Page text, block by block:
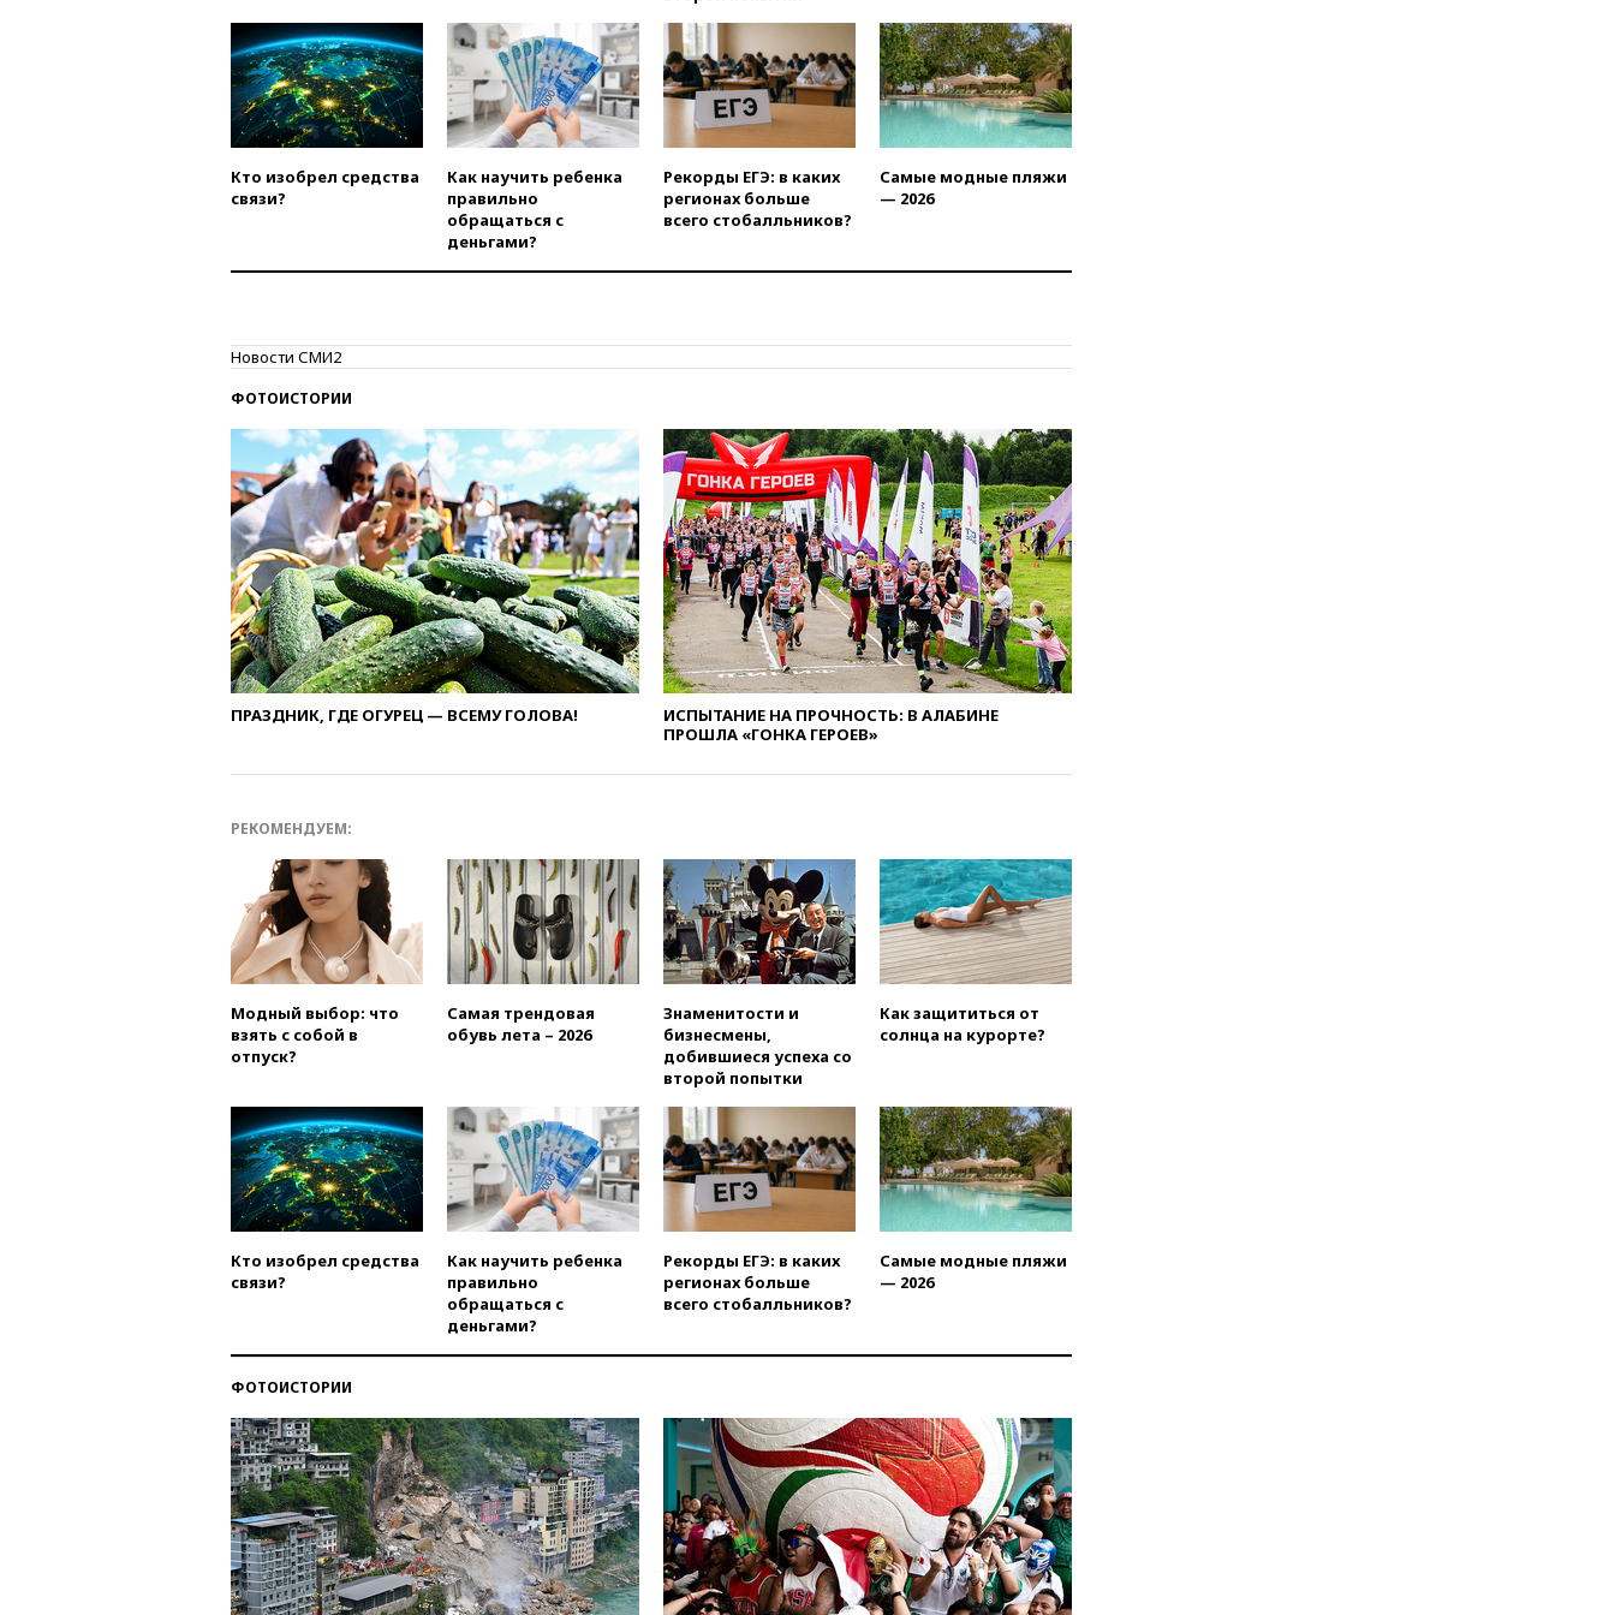
вчера, 23:15В Смоленске
ребенок и женщина погибли
при падении деревьев во
время урагана
вчера, 22:55В Москве в
пятницу ожидаются ливни
вчера, 22:35Винисиус
продлил контракт с «Реалом»
вчера, 22:20Путин назвал 76-ю
легендарной
вчера, 22:15Путин заслушал
доклад о ситуации на
добропольском направлении
вчера, 21:58
Генпрокуратура
признала нежелательным в
РФ американский Human
Rights Foundation
вчера, 21:35«Аэрофлот»
отменяет часть рейсов в Сочи
и Геленджик
вчера, 21:25
Европы в прыжках с 10-
обращений о прекращении
концессии строительства ж/д
в Армении
вчера, 21:00В России вновь
обсуждают эксперимент по
онлайн-продаже алкоголя
вчера, 20:45 Матвиенко:
россиянам могут
рекомендовать не посещать
вчера, 20:35ПВО за день
сбила еще 281 украинский
беспилотник над Россией
вчера, 20:27Ямпольская
призвала оптимизировать
вузы
вчера, 20:15
августа посетит Сербию с
официальным визитом
вчера, 19:58В Госдуму будет
внесен законопроект об
отмене ЕГЭ
вчера, 19:50Аэропорты Сочи и
Ярославля приостановили
работу
Кто изобрел средства
связи?
Как научить ребенка
правильно
обращаться с
деньгами?
Рекорды ЕГЭ: в каких
регионах больше
всего стобалльников?
Самые модные пляжи
— 2026
Новости СМИ2
ФОТОИСТОРИИ
ПРАЗДНИК, ГДЕ ОГУРЕЦ — ВСЕМУ ГОЛОВА!
ИСПЫТАНИЕ НА ПРОЧНОСТЬ: В АЛАБИНЕ
ПРОШЛА «ГОНКА ГЕРОЕВ»
РЕКОМЕНДУЕМ:
Модный выбор: что
взять с собой в
отпуск?
Самая трендовая
обувь лета – 2026
Знаменитости и
бизнесмены,
добившиеся успеха со
второй попытки
Как защититься от
солнца на курорте?
Кто изобрел средства
связи?
Как научить ребенка
правильно
обращаться с
деньгами?
Рекорды ЕГЭ: в каких
регионах больше
всего стобалльников?
Самые модные пляжи
— 2026
ФОТОИСТОРИИ